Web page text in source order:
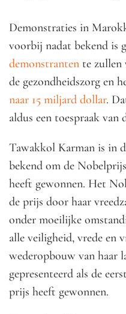
Demonstraties in
voorbij nadat bekend is
demonstranten te zullen
de gezondheidszorg en
naar 15 miljard dollar.
aldus een toespraak van
Tawakkol Karman is in
bekend om de
heeft gewonnen. Het
de prijs door haar
onder moeilijke
alle veiligheid, vrede en
wederopbouw van haar
gepresenteerd als de
prijs heeft gewonnen.